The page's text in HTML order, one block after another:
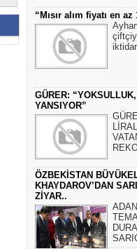
“Mısır alım fiyatı en
GÜRER:
YANSIYOR”
ÖZBEKİSTAN
KHAYDAROV’DAN
ZİYAR..